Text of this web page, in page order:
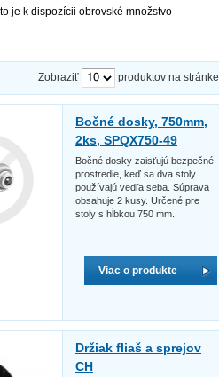
je k dispozícii obrovské množstvo
Zobraziť produktov na stránke
Bočné dosky, 750mm,
2ks, SPQX750-49
Bočné dosky zaisťujú bezpečné
prostredie, keď sa dva stoly
používajú vedľa seba. Súprava
obsahuje 2 kusy. Určené pre
stoly s hĺbkou 750 mm.
Viac o produkte
Držiak fliaš a sprejov
CH